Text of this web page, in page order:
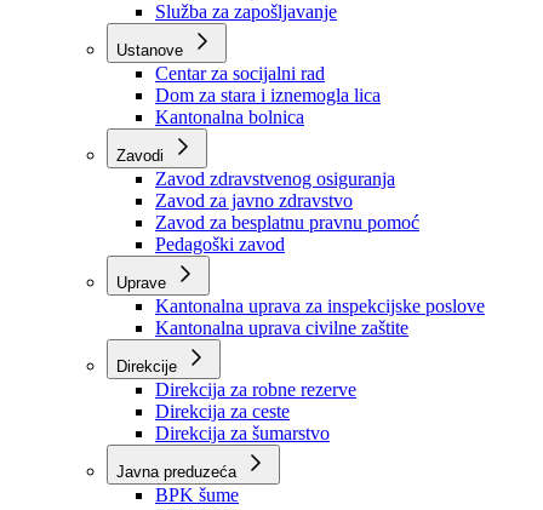
Službe
Služba za odnose s javnošću
Služba za zajedničke poslove
Služba za zapošljavanje
Ustanove
Centar za socijalni rad
Dom za stara i iznemogla lica
Kantonalna bolnica
Zavodi
Zavod zdravstvenog osiguranja
Zavod za javno zdravstvo
Zavod za besplatnu pravnu pomoć
Pedagoški zavod
Kantonalna uprava za inspekcijske poslove
Kantonalna uprava civilne zaštite
Direkcije
Direkcija za robne rezerve
Direkcija za ceste
Direkcija za šumarstvo